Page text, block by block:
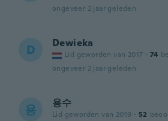
ongeveer 2 jaar geleden
D Dewieka
Lid geworden van 2017 · 74
ongeveer 2 jaar geleden
용 용수
Lid geworden van 2019 · 52